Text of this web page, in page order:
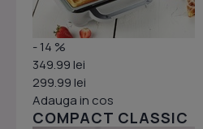
- 14 %
349.99 lei
299.99 lei
Adauga in cos
COMPACT CLASSIC